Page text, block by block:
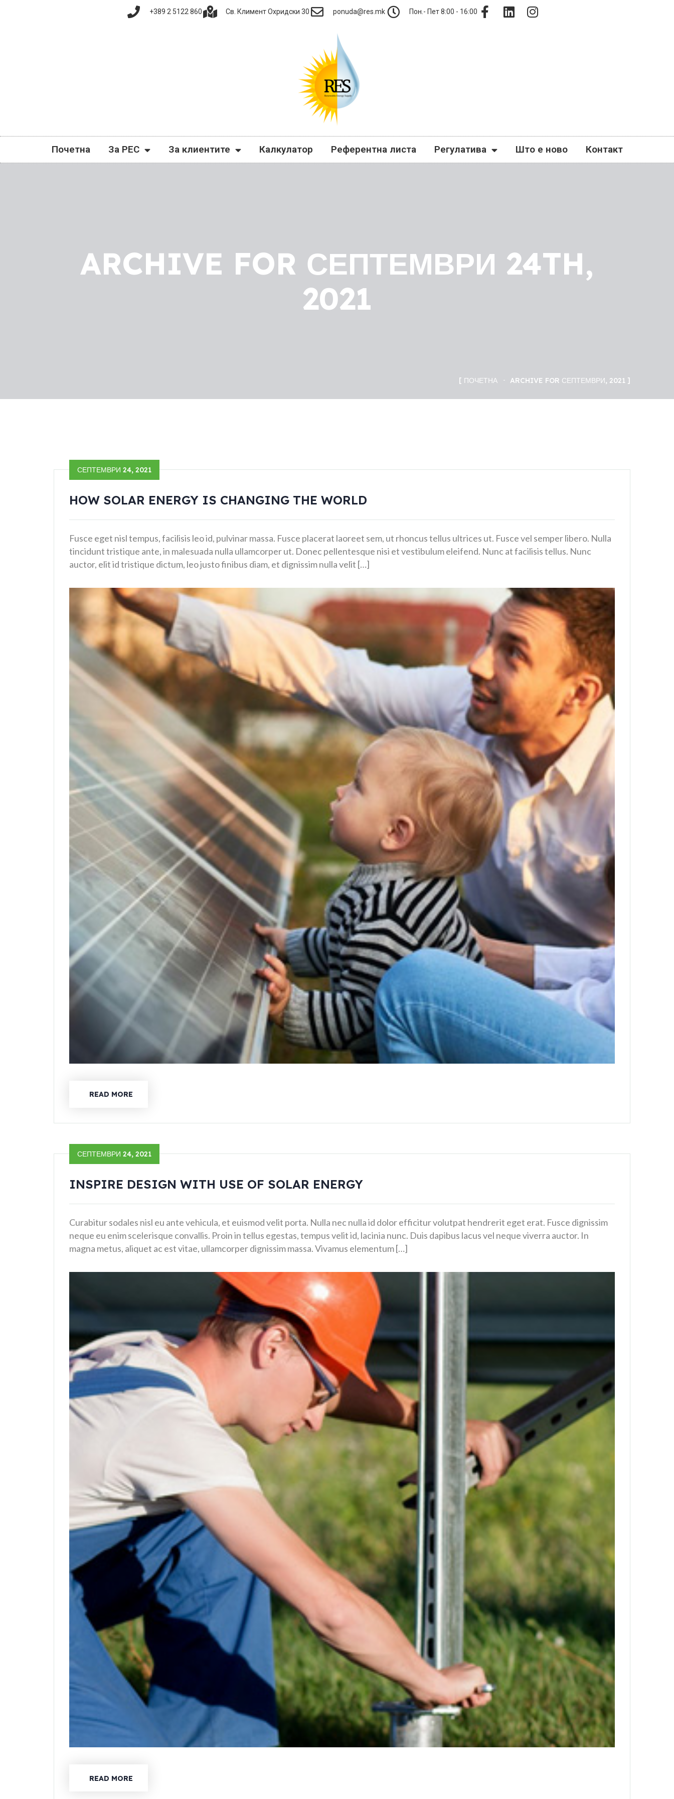
+389 2 5122 860 Св. Климент Охридски 30 ponuda@res.mk Пон.- Пет 8:00 - 16:00
Почетна За РЕС За клиентите Калкулатор Референтна листа Регулатива Што е ново Контакт
ARCHIVE FOR СЕПТЕМВРИ 24TH,
2021
ПОЧЕТНА ARCHIVE FOR СЕПТЕМВРИ, 2021
СЕПТЕМВРИ 24, 2021
HOW SOLAR ENERGY IS CHANGING THE WORLD
Fusce eget nisl tempus, facilisis leo id, pulvinar massa. Fusce placerat laoreet sem, ut rhoncus tellus ultrices ut. Fusce vel semper libero. Nulla
tincidunt tristique ante, in malesuada nulla ullamcorper ut. Donec pellentesque nisi et vestibulum eleifend. Nunc at facilisis tellus. Nunc
auctor, elit id tristique dictum, leo justo finibus diam, et dignissim nulla velit […]
READ MORE
СЕПТЕМВРИ 24, 2021
INSPIRE DESIGN WITH USE OF SOLAR ENERGY
Curabitur sodales nisl eu ante vehicula, et euismod velit porta. Nulla nec nulla id dolor efficitur volutpat hendrerit eget erat. Fusce dignissim
neque eu enim scelerisque convallis. Proin in tellus egestas, tempus velit id, lacinia nunc. Duis dapibus lacus vel neque viverra auctor. In
magna metus, aliquet ac est vitae, ullamcorper dignissim massa. Vivamus elementum […]
READ MORE